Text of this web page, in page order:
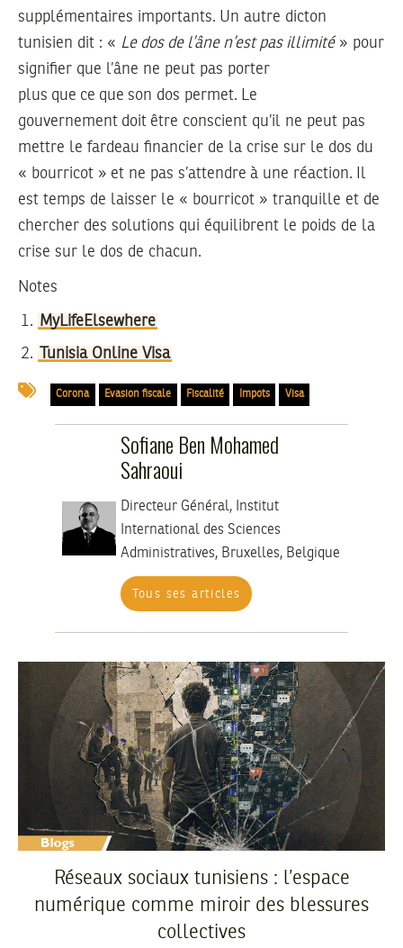
supplémentaires importants. Un autre dicton
tunisien dit : « Le dos de l’âne n’est pas illimité» pour
signifier que l’âne ne peut pas porter
plus que ce que son dos permet. Le
gouvernement doit être conscient qu’il ne peut pas
mettre le fardeau financier de la crise sur le dos du
« bourricot » et ne pas s’attendre à une réaction. Il
est temps de laisser le « bourricot » tranquille et de
chercher des solutions qui équilibrent le poids de la
crise sur le dos de chacun.
Notes
MyLifeElsewhere
Tunisia Online Visa
Corona Evasion fiscale Fiscalité Impots Visa
Sofiane Ben Mohamed
Sahraoui
Directeur Général, Institut
International des Sciences
Administratives, Bruxelles, Belgique
Tous ses articles
Réseaux sociaux tunisiens : l’espace
numérique comme miroir des blessures
collectives